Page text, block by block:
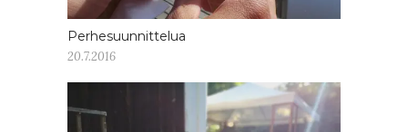
Perhesuunnittelua
20.7.2016